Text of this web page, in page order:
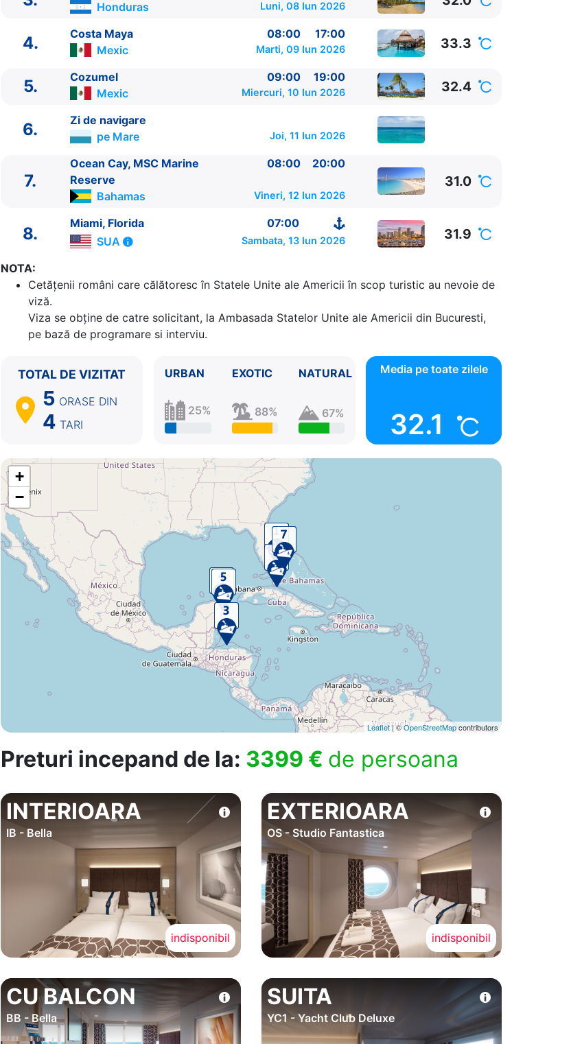
ITINERARIU
Ziua | Portul | Sosire - Plecare
----------------------------------------
2. Zi de navigare
3.
Roatan Honduras 09:00 - 18:00
Costa Maya
Cozumel Mexic 09:00 - 19:00
Zi de navigare pe Mare 0:00 - 0:00
8. Miami, Florida SUA 07:00 - ⚓
Honduras
Luni, 08 Iun 2026
4. Costa Maya 08:00
17:00
Mexic
Marti, 09 Iun 2026 33.3
5. Cozumel 09:00
19:00
Mexic
Miercuri, 10 Iun 2026 32.4
6.
Zi de navigare
pe Mare
Joi, 11 Iun 2026
7.
Ocean Cay, MSC Marine
Reserve
08:00 20:00
Bahamas Vineri, 12 Iun 2026
31.0
8.
Miami, Florida
07:00
SUA
Sambata, 13 Iun 2026 31.9
NOTA:
Cetăţenii români care călătoresc în Statele Unite ale Americii în scop turistic au nevoie de
viză.
Viza se obține de catre solicitant, la Ambasada Statelor Unite ale Americii din Bucuresti,
pe bază de programare si interviu.
TOTAL DE VIZITAT
5 ORASE DIN
4 TARI
URBAN
25%
EXOTIC
88%
NATURAL
67%
Media pe toate zilele
32.1
+
−
Leaflet| ©OpenStreetMapcontributors
Preturi incepand de la: 3399 € de persoana
INTERIOARA
IB - Bella
indisponibil
EXTERIOARA
OS - Studio Fantastica
indisponibil
CU BALCON
BB - Bella
SUITA
YC1 - Yacht Club Deluxe